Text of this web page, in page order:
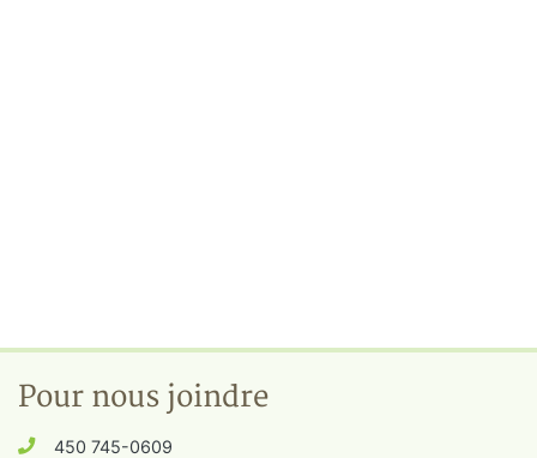
Pour nous joindre
450 745-0609